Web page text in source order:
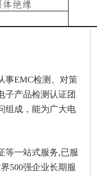
事EMC检测、对策
子产品检测认证团
组成，能为广大电
等一站式服务,已服
500强企业长期服